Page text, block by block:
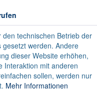
technischen Betrieb der
werden. Andere
dieser Website erhöhen,
Interaktion mit anderen
sollen, werden nur
Mehr Informationen